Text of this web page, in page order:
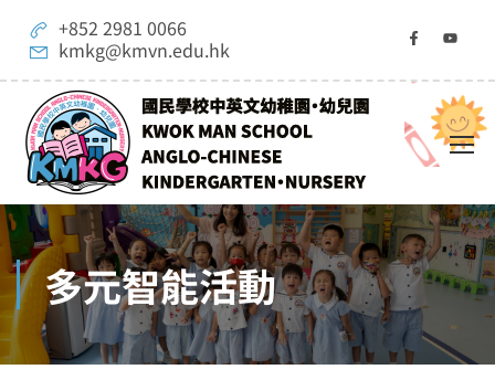
+852 2981 0066
kmkg@kmvn.edu.hk
多元智能活動